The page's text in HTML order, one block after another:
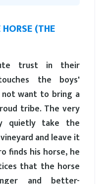
(THE
trust in their
the boys'
not want to bring a
tribe. The very
quietly take the
and leave it
finds his horse, he
that the horse
and better-